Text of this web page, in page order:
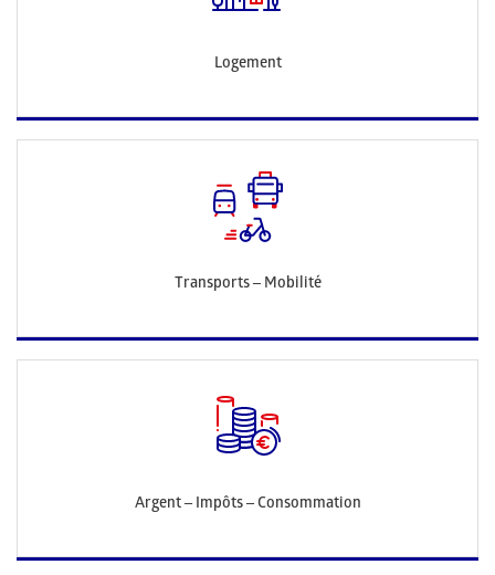
Logement
Transports – Mobilité
Argent – Impôts – Consommation